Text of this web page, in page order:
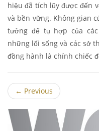
hiệu đã tích lũy được đến
và bền vững. Không gian
tưởng để tụ hợp của
những lối sống và các sở
đồng hành là chính chiếc
← Previous